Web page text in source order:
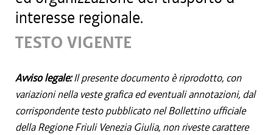
interesse regionale.
TESTO VIGENTE
Avviso legale:Il presente documento è riprodotto, con
variazioni nella veste grafica ed eventuali annotazioni, dal
corrispondente testo pubblicato nel Bollettino ufficiale
della Regione Friuli Venezia Giulia, non riveste carattere